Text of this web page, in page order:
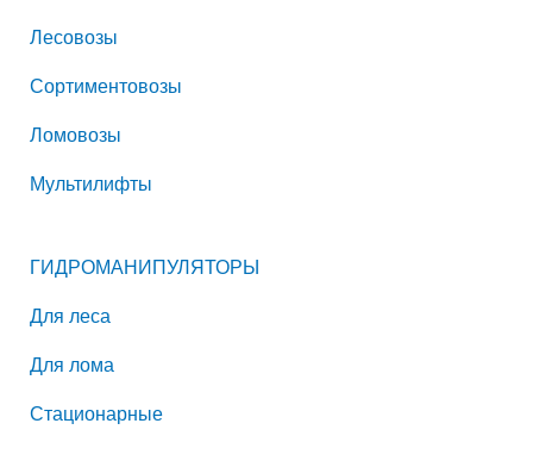
Лесовозы
Сортиментовозы
Ломовозы
Мультилифты
ГИДРОМАНИПУЛЯТОРЫ
Для леса
Для лома
Стационарные